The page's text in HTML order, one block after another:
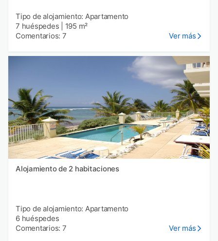
Tipo de alojamiento: Apartamento
7 huéspedes
195 m²
Comentarios: 7
Ver más
Alojamiento de 2 habitaciones
Tipo de alojamiento: Apartamento
6 huéspedes
Comentarios: 7
Ver más